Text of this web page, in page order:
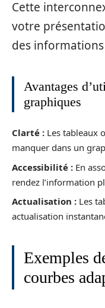
Cette
votre
des
Avantages
graphiques
Clarté : Les tableaux
manquer dans un
Accessibilité : En
rendez l’information
Actualisation : Les
actualisation
Exemples
courbes